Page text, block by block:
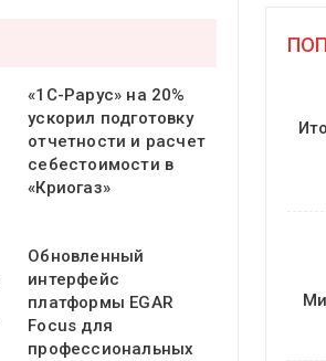
«1С-Рарус» на 20%
ускорил подготовку
отчетности и расчет
себестоимости в
«Криогаз»
Обновленный
интерфейс
платформы EGAR
Focus для
профессиональных